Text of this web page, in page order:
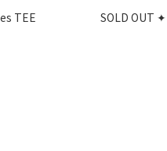
TEE
SOLD OUT